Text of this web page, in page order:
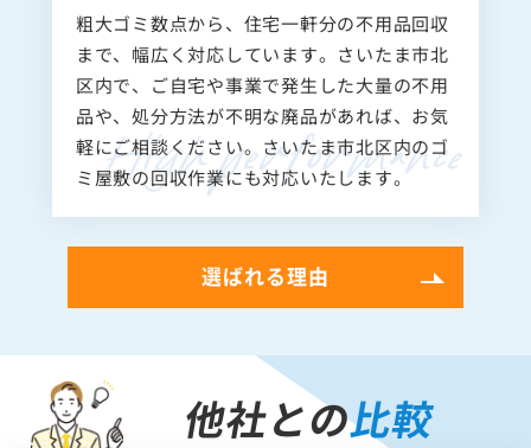
粗大ゴミ数点から、住宅一軒分の不用品回収
まで、幅広く対応しています。さいたま市北
区内で、ご自宅や事業で発生した大量の不用
品や、処分方法が不明な廃品があれば、お気
軽にご相談ください。さいたま市北区内のゴ
ミ屋敷の回収作業にも対応いたします。
選ばれる理由
他社との比較